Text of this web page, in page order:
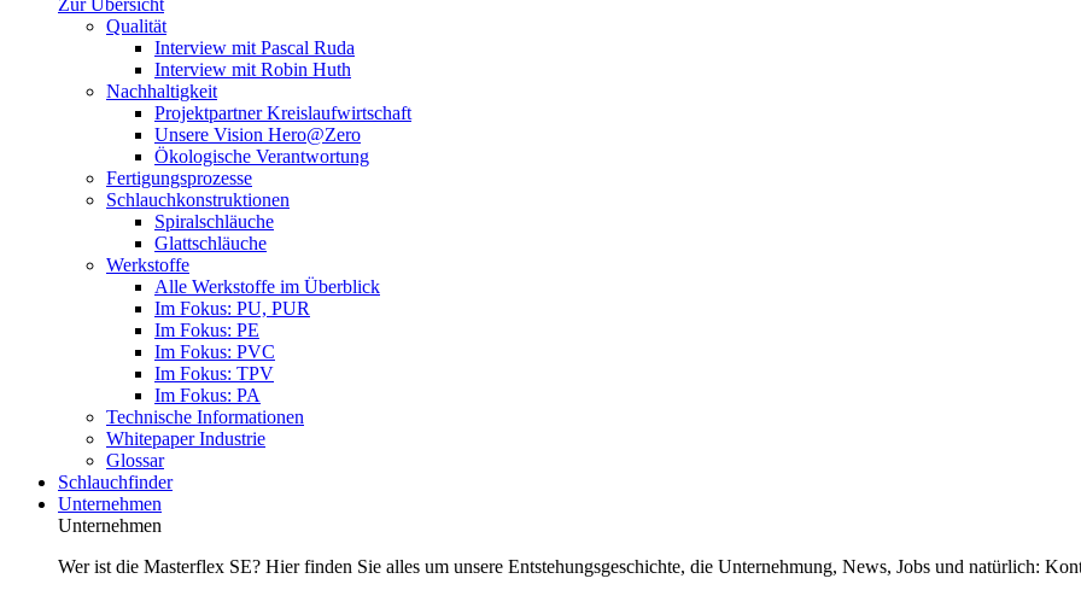
Zur Übersicht
Qualität
Interview mit Pascal Ruda
Interview mit Robin Huth
Nachhaltigkeit
Projektpartner Kreislaufwirtschaft
Unsere Vision Hero@Zero
Ökologische Verantwortung
Fertigungsprozesse
Schlauchkonstruktionen
Spiralschläuche
Glattschläuche
Werkstoffe
Alle Werkstoffe im Überblick
Im Fokus: PU, PUR
Im Fokus: PE
Im Fokus: PVC
Im Fokus: TPV
Im Fokus: PA
Technische Informationen
Whitepaper Industrie
Glossar
Schlauchfinder
Unternehmen
Unternehmen
Wer ist die Masterflex SE? Hier finden Sie alles um unsere Entstehungsgeschichte, die Unternehmung, News, Jobs und natürlich: